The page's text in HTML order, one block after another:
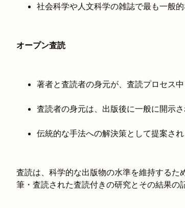
社会科学や人文科学の雑誌で最も一般
オープン査読
著者と査読者の身元が、査読プロセス
査読者の身元は、出版後に一般に開示
伝統的な手法への解決策として提案さ
査読は、科学的な出版物の水準を維持する
筆・査読された査読付きの研究とその結果の